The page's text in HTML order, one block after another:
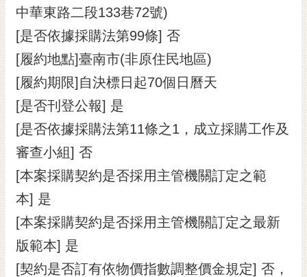
中華東路二段133巷72號)
[是否依據採購法第99條] 否
[履約地點]臺南市(非原住民地區)
[履約期限]自決標日起70個日曆天
[是否刊登公報] 是
[是否依據採購法第11條之1，成立採購工作及
審查小組] 否
[本案採購契約是否採用主管機關訂定之範
本] 是
[本案採購契約是否採用主管機關訂定之最新
版範本] 是
[契約是否訂有依物價指數調整價金規定] 否，